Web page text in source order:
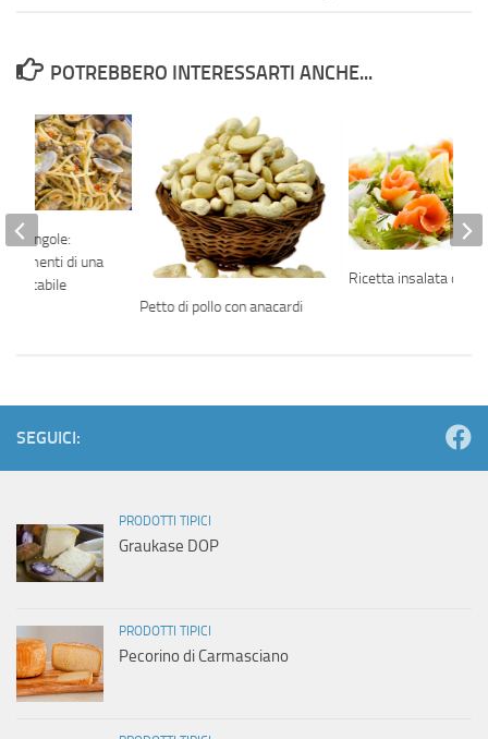
POTREBBERO INTERESSARTI ANCHE...
Petto di pollo con anacardi
Ricetta insalata di
vongole:
di una
SEGUICI:
PRODOTTI TIPICI
Graukase DOP
PRODOTTI TIPICI
Pecorino di Carmasciano